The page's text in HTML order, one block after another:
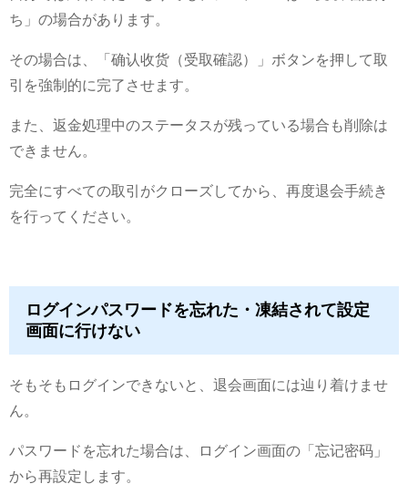
ち」の場合があります。
その場合は、「确认收货（受取確認）」ボタンを押して取
引を強制的に完了させます。
また、返金処理中のステータスが残っている場合も削除は
できません。
完全にすべての取引がクローズしてから、再度退会手続き
を行ってください。
ログインパスワードを忘れた・凍結されて設定
画面に行けない
そもそもログインできないと、退会画面には辿り着けませ
ん。
パスワードを忘れた場合は、ログイン画面の「忘记密码」
から再設定します。